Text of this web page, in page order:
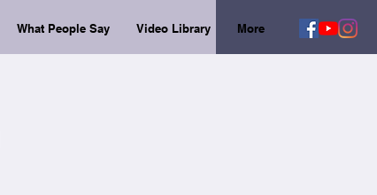
What People Say Video Library More